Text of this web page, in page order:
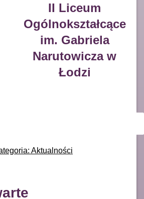
II Liceum
Ogólnokształcące
im. Gabriela
Narutowicza w
Łodzi
Aktualności